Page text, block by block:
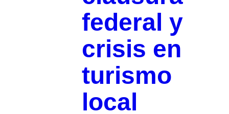
federal y
crisis en
turismo
local